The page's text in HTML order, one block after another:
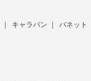
キャラバン バネット